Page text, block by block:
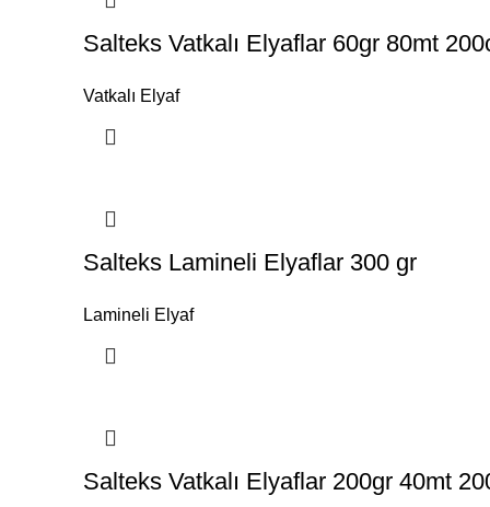
Salteks Vatkalı Elyaflar 60gr 80mt
Vatkalı Elyaf
Salteks Lamineli Elyaflar 300 gr
Lamineli Elyaf
Salteks Vatkalı Elyaflar 200gr 40mt